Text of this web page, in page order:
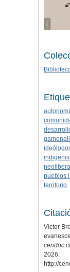
pueblos
territorio
Víctor
2026,
http://